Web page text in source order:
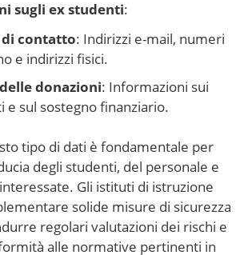
sugli ex studenti:
contatto: Indirizzi e-mail, numeri
e indirizzi fisici.
donazioni: Informazioni sui
e sul sostegno finanziario.
tipo di dati è fondamentale per
degli studenti, del personale e
Gli istituti di istruzione
solide misure di sicurezza
regolari valutazioni dei rischi e
alle normative pertinenti in